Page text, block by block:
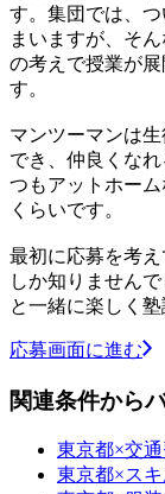
す。集団では、
まいますが、そ
の考えで授業が
す。
マンツーマンは
でき、仲良くな
つもアットホー
くらいです。
最初に応募を考
しか知りません
と一緒に楽しく
応募画面に進む
関連条件から
東京都×交
東京都×スキ